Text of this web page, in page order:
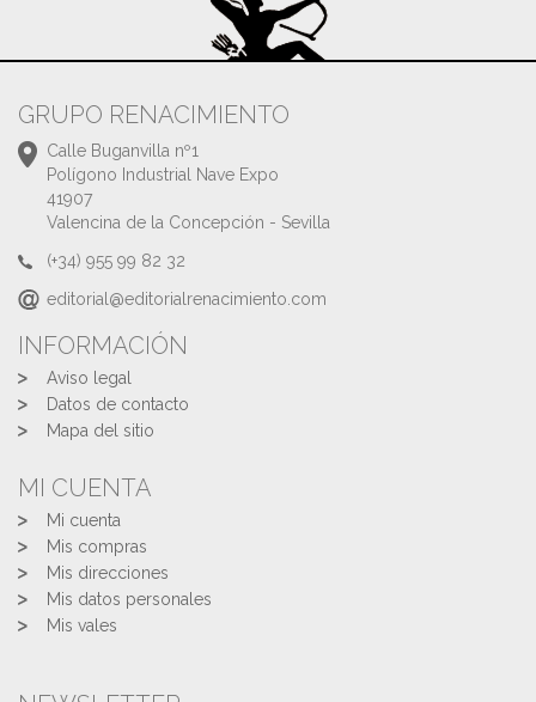
GRUPO RENACIMIENTO
Calle Buganvilla nº1
Polígono Industrial Nave Expo
41907
Valencina de la Concepción - Sevilla
(+34) 955 99 82 32
editorial@editorialrenacimiento.com
INFORMACIÓN
Aviso legal
Datos de contacto
Mapa del sitio
MI CUENTA
Mi cuenta
Mis compras
Mis direcciones
Mis datos personales
Mis vales